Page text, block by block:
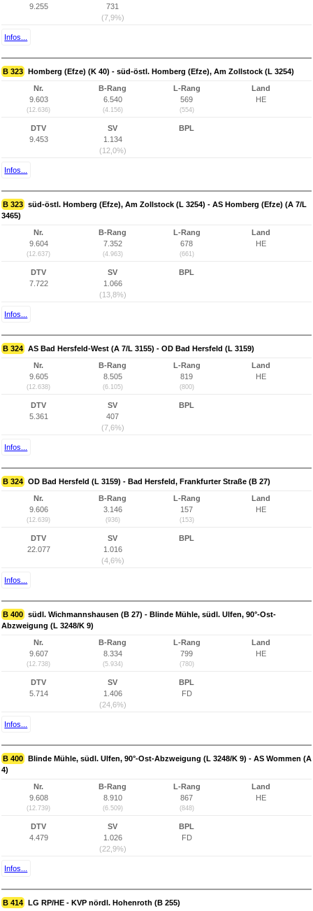
9.255
731
(7,9%)
Infos...
B 323 Homberg (Efze) (K 40) - süd-östl. Homberg (Efze), Am Zollstock (L 3254)
Nr.
9.603
(12.636)
B-Rang
6.540
(4.156)
L-Rang
569
(554)
Land
HE
DTV
9.453
SV
1.134
(12,0%)
BPL
Infos...
B 323 süd-östl. Homberg (Efze), Am Zollstock (L 3254) - AS Homberg (Efze) (A 7/L
3465)
Nr.
9.604
(12.637)
B-Rang
7.352
(4.963)
L-Rang
678
(661)
Land
HE
DTV
7.722
SV
1.066
(13,8%)
BPL
Infos...
B 324 AS Bad Hersfeld-West (A 7/L 3155) - OD Bad Hersfeld (L 3159)
Nr.
9.605
(12.638)
B-Rang
8.505
(6.105)
L-Rang
819
(800)
Land
HE
DTV
5.361
SV
407
(7,6%)
BPL
Infos...
B 324 OD Bad Hersfeld (L 3159) - Bad Hersfeld, Frankfurter Straße (B 27)
Nr.
9.606
(12.639)
B-Rang
3.146
(936)
L-Rang
157
(153)
Land
HE
DTV
22.077
SV
1.016
(4,6%)
BPL
Infos...
B 400 südl. Wichmannshausen (B 27) - Blinde Mühle, südl. Ulfen, 90°-Ost-
Abzweigung (L 3248/K 9)
Nr.
9.607
(12.738)
B-Rang
8.334
(5.934)
L-Rang
799
(780)
Land
HE
DTV
5.714
SV
1.406
(24,6%)
BPL
FD
Infos...
B 400 Blinde Mühle, südl. Ulfen, 90°-Ost-Abzweigung (L 3248/K 9) - AS Wommen (A
4)
Nr.
9.608
(12.739)
B-Rang
8.910
(6.509)
L-Rang
867
(848)
Land
HE
DTV
4.479
SV
1.026
(22,9%)
BPL
FD
Infos...
B 414 LG RP/HE - KVP nördl. Hohenroth (B 255)